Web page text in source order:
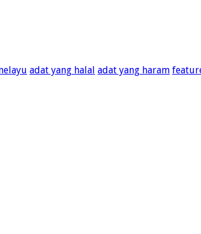
adat yang halal adat yang haram